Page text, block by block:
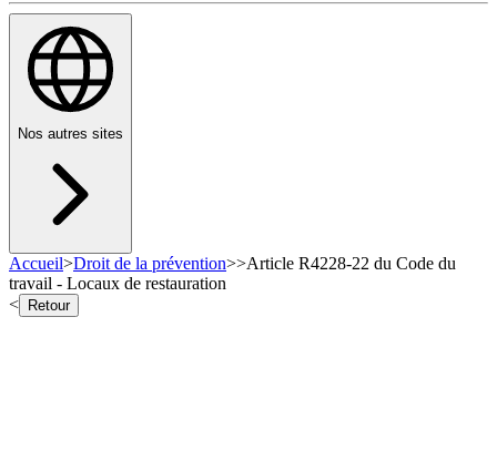
Nos autres sites
Accueil>Droit de la prévention>>Article R4228-22 du Code du
travail - Locaux de restauration
<
Retour